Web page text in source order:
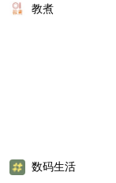
教煮
数码生活